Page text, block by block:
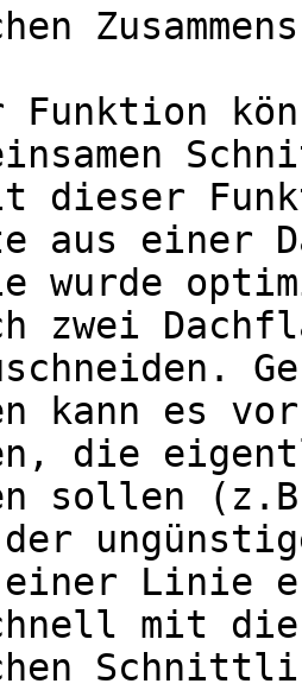
dieser
aus einer
wurde
zwei
kann es
die
sollen
einer Linie
mit